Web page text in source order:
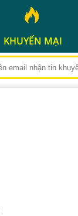
KHUYẾN MẠI